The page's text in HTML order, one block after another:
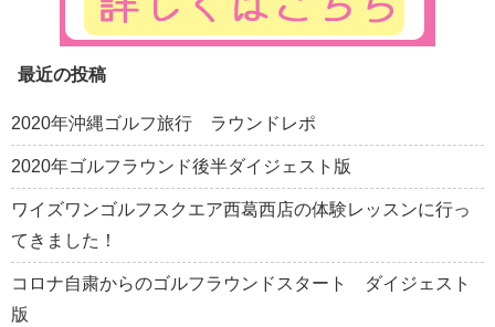
最近の投稿
2020年沖縄ゴルフ旅行 ラウンドレポ
2020年ゴルフラウンド後半ダイジェスト版
ワイズワンゴルフスクエア西葛西店の体験レッスンに行っ
てきました！
コロナ自粛からのゴルフラウンドスタート ダイジェスト
版